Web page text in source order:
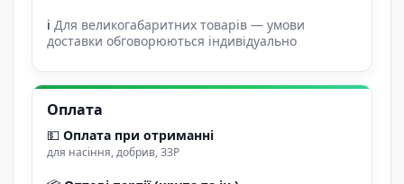
ℹ Для великогабаритних товарів — умови
доставки обговорюються індивідуально
Оплата
💵 Оплата при отриманні
для насіння, добрив, ЗЗР